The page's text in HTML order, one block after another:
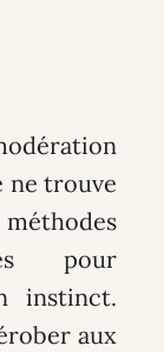
ne trouve
pour
instinct.
aux